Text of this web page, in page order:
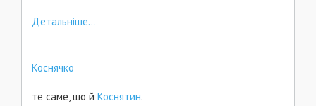
Детальніше...
Коснячко
те саме, що й Коснятин.